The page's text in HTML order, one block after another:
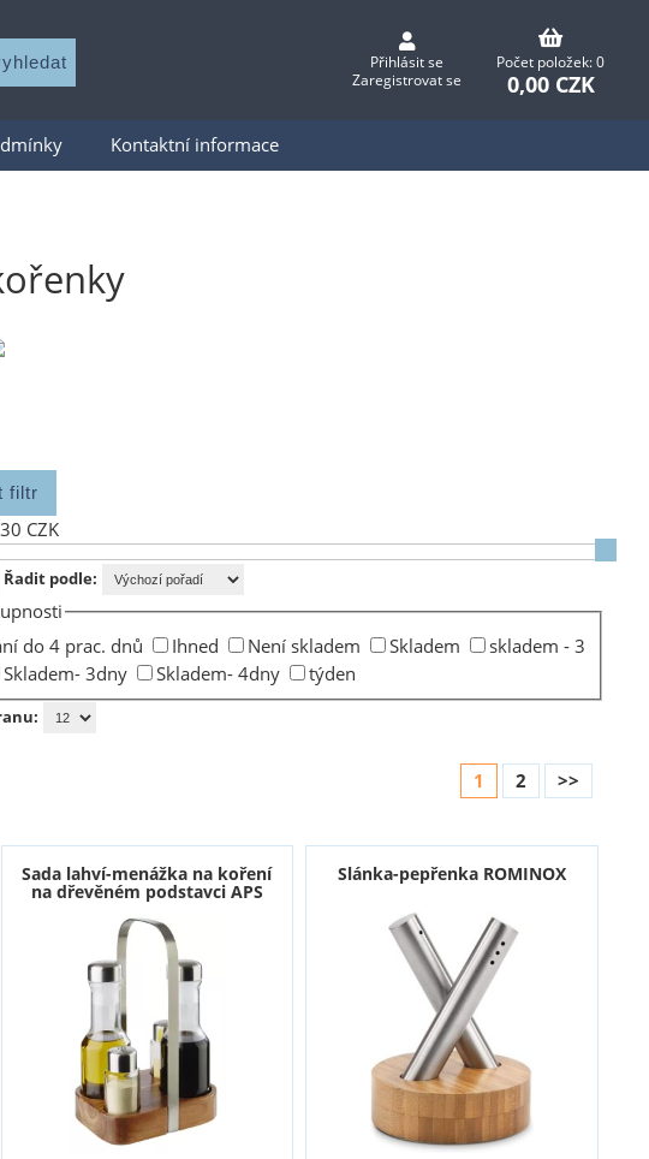
Přihlásit se
Zaregistrovat se
Počet položek: 0
0,00 CZK
Kontaktní informace
CZK
Řadit podle:
do 4 prac. dnů Ihned Není skladem Skladem
skladem - 3
Skladem- 3dny Skladem- 4dny týden
1 2 >>
Sada lahví-menážka na koření
na dřevěném podstavci APS
Slánka-pepřenka ROMINOX